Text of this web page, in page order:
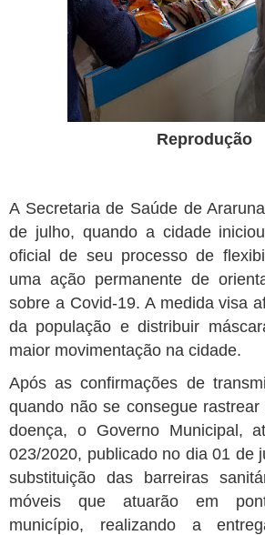
Reprodução
A Secretaria de Saúde de
de julho, quando a cidade
oficial de seu processo de
uma ação permanente de
sobre a Covid-19. A medida visa
da população e distribuir
maior movimentação na cidade.
Após as confirmações de
quando não se consegue
doença, o Governo Municipal,
023/2020, publicado no dia 01 de
substituição das barreiras
móveis que atuarão em
município, realizando a